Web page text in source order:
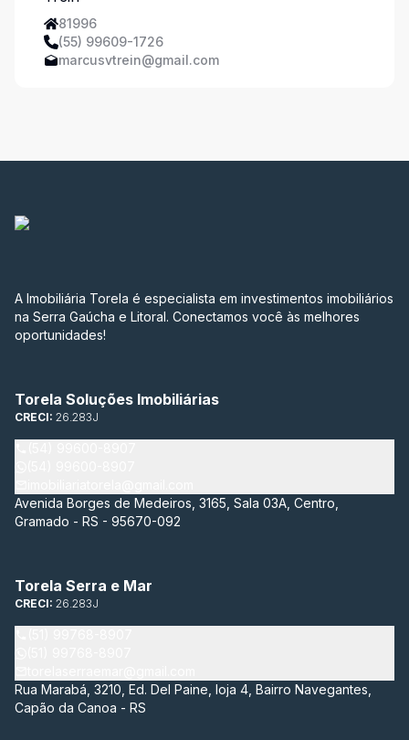
81996
(55) 99609-1726
marcusvtrein@gmail.com
A Imobiliária Torela é especialista em investimentos imobiliários
na Serra Gaúcha e Litoral. Conectamos você às melhores
oportunidades!
Torela Soluções Imobiliárias
CRECI: 26.283J
Avenida Borges de Medeiros, 3165, Sala 03A, Centro,
Gramado - RS - 95670-092
Torela Serra e Mar
CRECI: 26.283J
Rua Marabá, 3210, Ed. Del Paine, loja 4, Bairro Navegantes,
Capão da Canoa - RS